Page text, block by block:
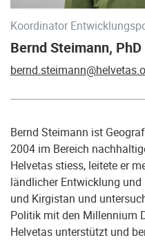
Koordinator
Bernd Steimann,
Bernd Steimann ist
2004 im Bereich
Helvetas stiess, leitete er
ländlicher Entwicklung
und Kirgistan und
Politik mit den Millennium
Helvetas unterstützt und